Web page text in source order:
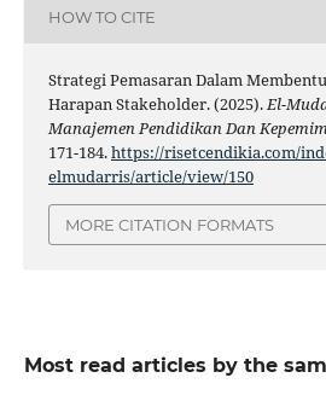
HOW TO CITE
Strategi Pemasaran Dalam
Harapan Stakeholder. (2025).El-
Manajemen Pendidikan Dan
171-184.https://risetcendikia.com/
elmudarris/article/view/150
MORE CITATION FORMATS
Most read articles by the